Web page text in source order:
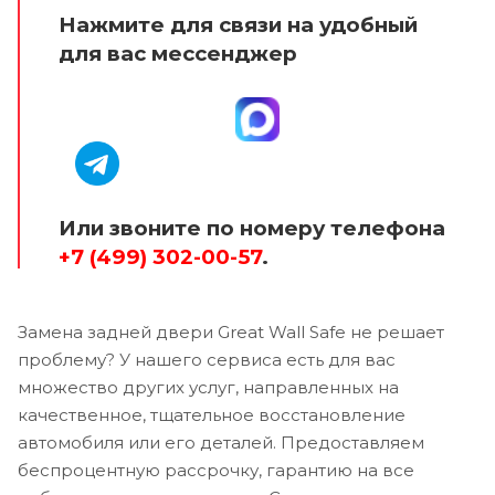
Нажмите для связи на удобный
для вас мессенджер
Или звоните по номеру телефона
+7 (499) 302-00-57.
Замена задней двери Great Wall Safe не решает
проблему? У нашего сервиса есть для вас
множество других услуг, направленных на
качественное, тщательное восстановление
автомобиля или его деталей. Предоставляем
беспроцентную рассрочку, гарантию на все